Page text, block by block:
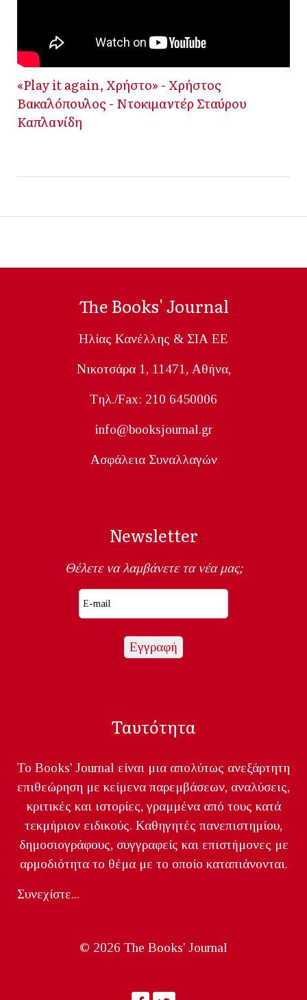
«Play it again, Χρήστο» - Χρήστος
Βακαλόπουλος - Ντοκιμαντέρ Σταύρου
Καπλανίδη
The Books' Journal
Ηλίας Κανέλλης & ΣΙΑ ΕΕ
Nικοτσάρα 1, 11471, Aθήνα,
Tηλ./Fax: 210 6450006
info@booksjournal.gr
Ασφάλεια Συναλλαγών
Newsletter
Θέλετε να λαμβάνετε τα νέα μας;
Ταυτότητα
Το Books' Journal είναι μια απολύτως ανεξάρτητη
επιθεώρηση με κείμενα παρεμβάσεων, αναλύσεις,
κριτικές και ιστορίες, γραμμένα από τους κατά
τεκμήριον ειδικούς. Καθηγητές πανεπιστημίου,
δημοσιογράφους, συγγραφείς και επιστήμονες με
αρμοδιότητα το θέμα με το οποίο καταπιάνονται.
Συνεχίστε...
© 2026 The Books' Journal